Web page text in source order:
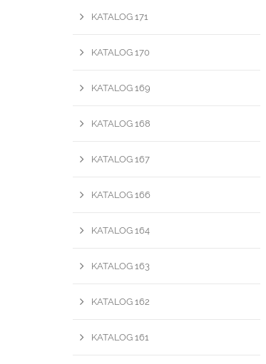
KATALOG 171
KATALOG 170
KATALOG 169
KATALOG 168
KATALOG 167
KATALOG 166
KATALOG 164
KATALOG 163
KATALOG 162
KATALOG 161